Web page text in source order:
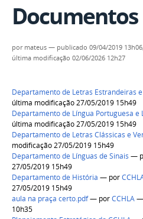
Documentos
por mateus — publicado 09/04/2019 13h06,
última modificação 02/06/2026 12h27
Departamento de Letras Estrandeiras
última modificação 27/05/2019 15h49
Departamento de Língua Portuguesa e
última modificação 27/05/2019 15h49
Departamento de Letras Clássicas e
modificação 27/05/2019 15h49
Departamento de Línguas de Sinais —
27/05/2019 15h49
Departamento de História — por
27/05/2019 15h49
aula na praça certo.pdf— porCCHLA—
10h35